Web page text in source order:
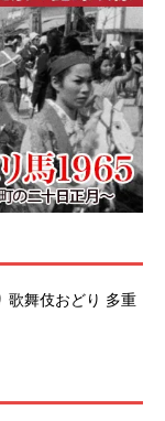
歌舞伎おどり 多重